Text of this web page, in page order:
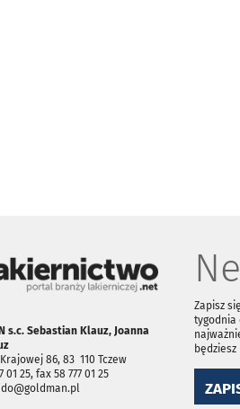
s.c. Sebastian Klauz, Joanna
86, 83 ­ 110 Tczew
01 25, fax 58 777 01 25
Zapisz
tygodnia